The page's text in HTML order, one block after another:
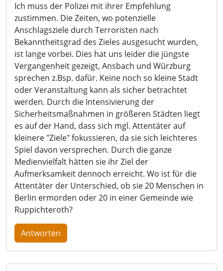
Ich muss der Polizei mit ihrer Empfehlung
zustimmen. Die Zeiten, wo potenzielle
Anschlagsziele durch Terroristen nach
Bekanntheitsgrad des Zieles ausgesucht wurden,
ist lange vorbei. Dies hat uns leider die jüngste
Vergangenheit gezeigt, Ansbach und Würzburg
sprechen z.Bsp. dafür. Keine noch so kleine Stadt
oder Veranstaltung kann als sicher betrachtet
werden. Durch die Intensivierung der
Sicherheitsmaßnahmen in größeren Städten liegt
es auf der Hand, dass sich mgl. Attentäter auf
kleinere "Ziele" fokussieren, da sie sich leichteres
Spiel davon versprechen. Durch die ganze
Medienvielfalt hätten sie ihr Ziel der
Aufmerksamkeit dennoch erreicht. Wo ist für die
Attentäter der Unterschied, ob sie 20 Menschen in
Berlin ermorden oder 20 in einer Gemeinde wie
Ruppichteroth?
Antworten